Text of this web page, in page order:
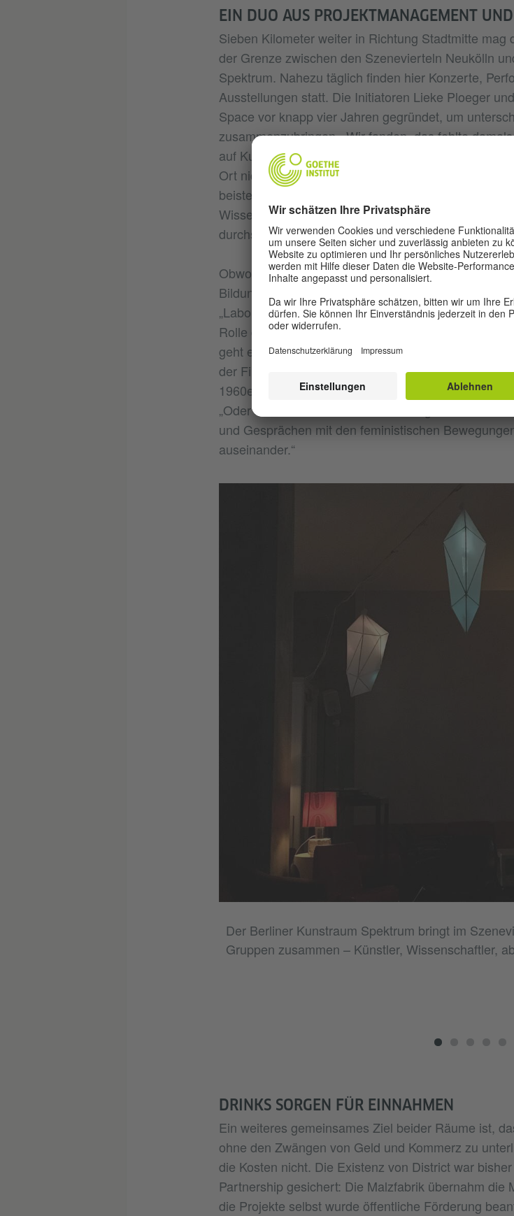
EIN DUO AUS PROJEKTMANAGEMENT
Sieben Kilometer weiter in Richtung Stadtmitte
der Grenze zwischen den Szenevierteln Neukölln
Spektrum. Nahezu täglich finden hier Konzerte,
Ausstellungen statt. Die Initiatoren Lieke Ploeger
Space vor knapp vier Jahren gegründet, um
zusammenzubringen. „Wir fanden, das fehlte
auf Kunstwissenschaftler treffen oder auf Hacker
Ort nicht nur als Eventraum, sondern auch als
beisteuern kann.“ Künstler bringen sich hier ebenso
Wissenschaftler – oder auch Leute aus der
durchs Schaufenster schauen und neugierig
Obwohl beide Berliner Kunsträume sowohl einen
Bildungsanspruch haben, setzen sie
„Labor“ bei Spektrum durchaus ernst genommen:
Rolle des Geruchssinns in der Kunst oder zur
geht es hingegen gezielt politischer zu. Hier
der Filmemacherin Karina Griffith darüber, „wie die
1960er Jahre – und vor allem die Gegenwart – zu
„Oder sie fördern Archivmaterial zutage und setzen
und Gesprächen mit den feministischen
auseinander.“
Der Berliner Kunstraum Spektrum bringt im
Gruppen zusammen – Künstler, Wissenschaftler,
DRINKS SORGEN FÜR EINNAHMEN
Ein weiteres gemeinsames Ziel beider Räume ist,
ohne den Zwängen von Geld und Kommerz zu
die Kosten nicht. Die Existenz von District war
Partnership gesichert: Die Malzfabrik übernahm die
die Projekte selbst wurde öffentliche Förderung